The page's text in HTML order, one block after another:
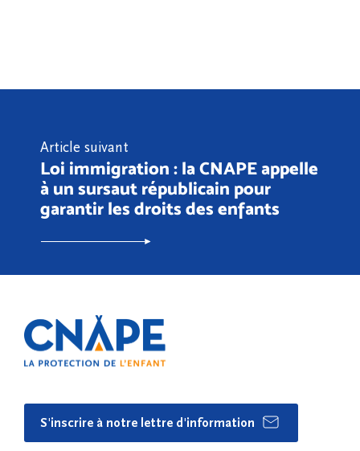
Article suivant
Loi immigration : la CNAPE appelle
à un sursaut républicain pour
garantir les droits des enfants
S'inscrire à notre lettre d'information